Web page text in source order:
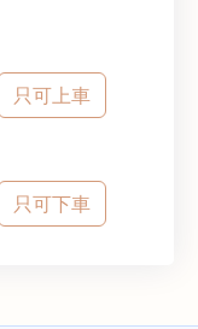
只可上車
只可下車